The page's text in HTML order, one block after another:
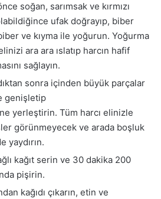
soğan, sarımsak ve kırmızı
ufak doğrayıp, biber
ve kıyma ile yoğurun. Yoğurma
ara ara ıslatıp harcın hafif
sağlayın.
sonra içinden büyük parçalar
genişletip
yerleştirin. Tüm harcı elinizle
görünmeyecek ve arada boşluk
yaydırın.
kağıt serin ve 30 dakika 200
pişirin.
kağıdı çıkarın, etin ve